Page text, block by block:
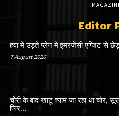
Editor
हवा में उड़ते प्लेन में इमरजेंसी एग्जिट से
7 August 2026
चोरी के बाद खाटू श्याम जा रहा था चोर,
फिर…